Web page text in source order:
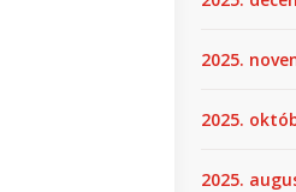
2025.
2025.
2025.